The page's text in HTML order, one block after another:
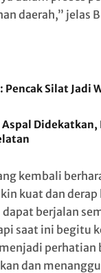
daerah,” jelas
Pencak Silat
Didekatkan,
kembali
kuat dan
dapat berjalan
saat ini begitu
perhatian
dan